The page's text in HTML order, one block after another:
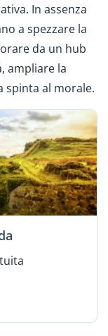
In assenza
a spezzare la
da un hub
ampliare la
spinta al morale.